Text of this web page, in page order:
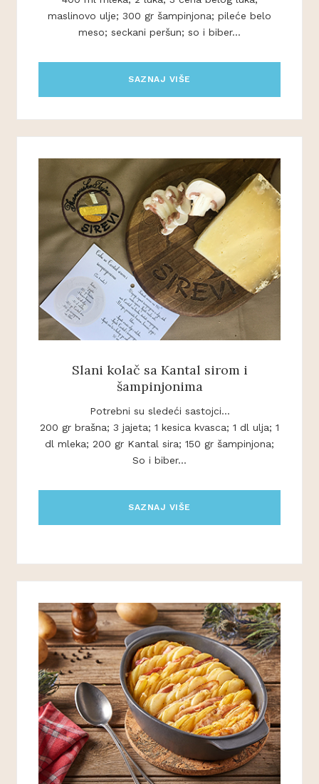
maslinovo ulje; 300 gr šampinjona; pileće belo
meso; seckani peršun; so i biber...
SAZNAJ VIŠE
Slani kolač sa Kantal sirom i
šampinjonima
Potrebni su sledeći sastojci...
200 gr brašna; 3 jajeta; 1 kesica kvasca; 1 dl ulja; 1
dl mleka; 200 gr Kantal sira; 150 gr šampinjona;
So i biber...
SAZNAJ VIŠE